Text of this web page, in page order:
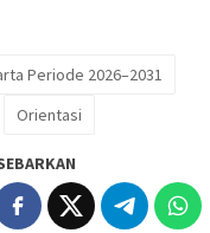
Periode 2026–2031
Orientasi